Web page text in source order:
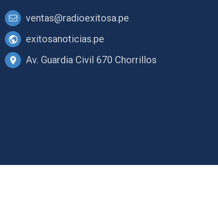
ventas@radioexitosa.pe
exitosanoticias.pe
Av. Guardia Civil 670 Chorrillos